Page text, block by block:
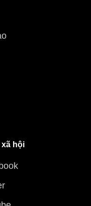
xã hội